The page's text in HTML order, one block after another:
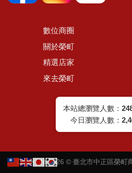
數位商圈
關於榮町
精選店家
來去榮町
本站總瀏覽人數：
今日瀏覽人數：
Copyright 2026 © 臺北市中正區榮町